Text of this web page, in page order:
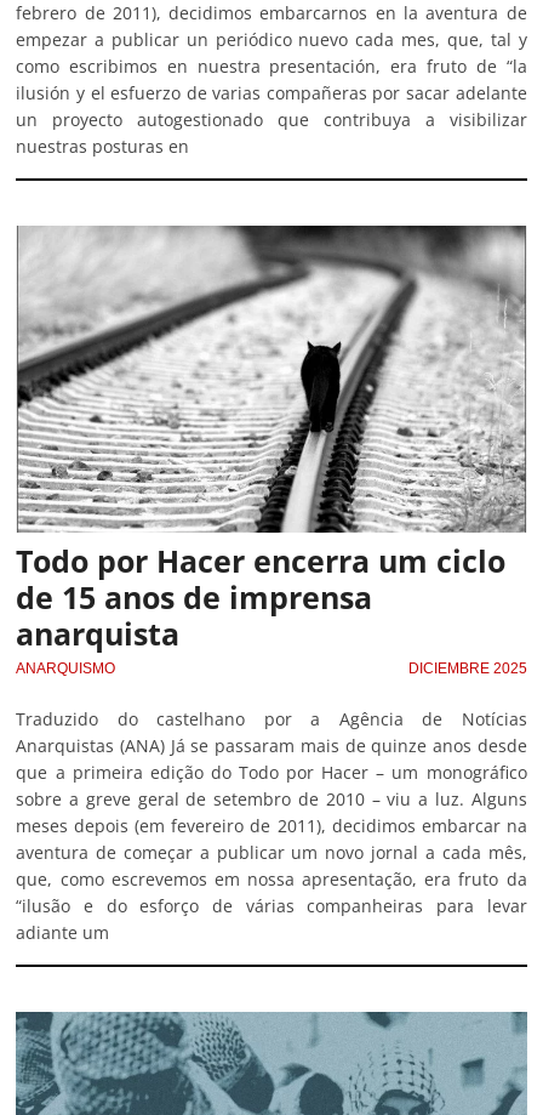
febrero de 2011), decidimos embarcarnos en la aventura de
empezar a publicar un periódico nuevo cada mes, que, tal y
como escribimos en nuestra presentación, era fruto de “la
ilusión y el esfuerzo de varias compañeras por sacar adelante
un proyecto autogestionado que contribuya a visibilizar
nuestras posturas en
Todo por Hacer encerra um ciclo
de 15 anos de imprensa
anarquista
ANARQUISMO DICIEMBRE 2025
Traduzido do castelhano por a Agência de Notícias
Anarquistas (ANA) Já se passaram mais de quinze anos desde
que a primeira edição do Todo por Hacer – um monográfico
sobre a greve geral de setembro de 2010 – viu a luz. Alguns
meses depois (em fevereiro de 2011), decidimos embarcar na
aventura de começar a publicar um novo jornal a cada mês,
que, como escrevemos em nossa apresentação, era fruto da
“ilusão e do esforço de várias companheiras para levar
adiante um